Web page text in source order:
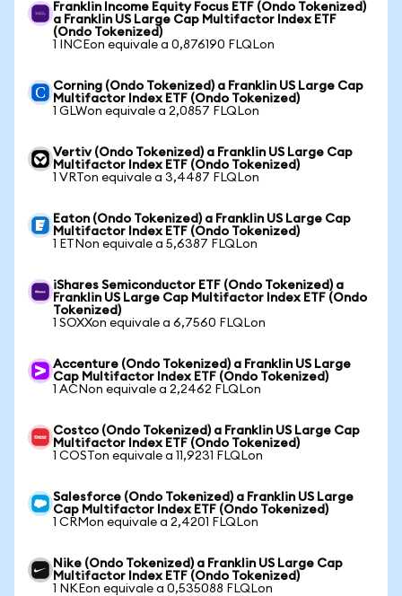
Franklin Income Equity Focus ETF (Ondo Tokenized)
a Franklin US Large Cap Multifactor Index ETF
(Ondo Tokenized)
1 INCEon equivale a 0,876190 FLQLon
Corning (Ondo Tokenized) a Franklin US Large Cap
Multifactor Index ETF (Ondo Tokenized)
1 GLWon equivale a 2,0857 FLQLon
Vertiv (Ondo Tokenized) a Franklin US Large Cap
Multifactor Index ETF (Ondo Tokenized)
1 VRTon equivale a 3,4487 FLQLon
Eaton (Ondo Tokenized) a Franklin US Large Cap
Multifactor Index ETF (Ondo Tokenized)
1 ETNon equivale a 5,6387 FLQLon
iShares Semiconductor ETF (Ondo Tokenized) a
Franklin US Large Cap Multifactor Index ETF (Ondo
Tokenized)
1 SOXXon equivale a 6,7560 FLQLon
Accenture (Ondo Tokenized) a Franklin US Large
Cap Multifactor Index ETF (Ondo Tokenized)
1 ACNon equivale a 2,2462 FLQLon
Costco (Ondo Tokenized) a Franklin US Large Cap
Multifactor Index ETF (Ondo Tokenized)
1 COSTon equivale a 11,9231 FLQLon
Salesforce (Ondo Tokenized) a Franklin US Large
Cap Multifactor Index ETF (Ondo Tokenized)
1 CRMon equivale a 2,4201 FLQLon
Nike (Ondo Tokenized) a Franklin US Large Cap
Multifactor Index ETF (Ondo Tokenized)
1 NKEon equivale a 0,535088 FLQLon